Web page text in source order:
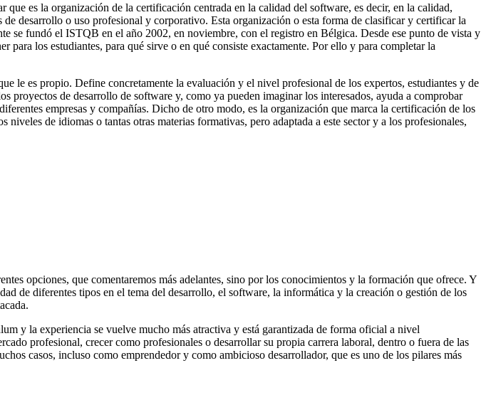
es la organización de la certificación centrada en la calidad del software, es decir, en la calidad,
desarrollo o uso profesional y corporativo. Esta organización o esta forma de clasificar y certificar la
se fundó el ISTQB en el año 2002, en noviembre, con el registro en Bélgica. Desde ese punto de vista y
los estudiantes, para qué sirve o en qué consiste exactamente. Por ello y para completar la
le es propio. Define concretamente la evaluación y el nivel profesional de los expertos, estudiantes y de
proyectos de desarrollo de software y, como ya pueden imaginar los interesados, ayuda a comprobar
empresas y compañías. Dicho de otro modo, es la organización que marca la certificación de los
de idiomas o tantas otras materias formativas, pero adaptada a este sector y a los profesionales,
opciones, que comentaremos más adelantes, sino por los conocimientos y la formación que ofrece. Y
de diferentes tipos en el tema del desarrollo, el software, la informática y la creación o gestión de los
y la experiencia se vuelve mucho más atractiva y está garantizada de forma oficial a nivel
profesional, crecer como profesionales o desarrollar su propia carrera laboral, dentro o fuera de las
casos, incluso como emprendedor y como ambicioso desarrollador, que es uno de los pilares más